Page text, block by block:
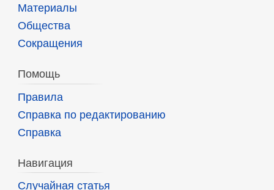
Материалы
Общества
Сокращения
Помощь
Правила
Справка по редактированию
Справка
Навигация
Случайная статья